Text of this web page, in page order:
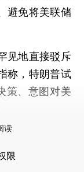
避免将美联储
地直接驳斥
称，特朗普试
策、意图对美
读
限